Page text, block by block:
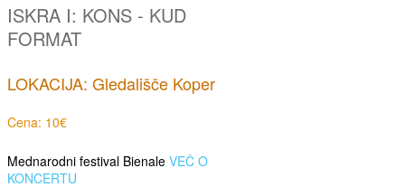
ISKRA I: KONS - KUD
FORMAT
LOKACIJA: Gledališče Koper
Cena: 10€
Mednarodni festival Bienale VEČ O
KONCERTU